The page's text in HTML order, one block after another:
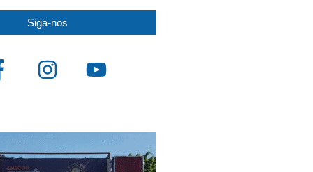
Siga-nos